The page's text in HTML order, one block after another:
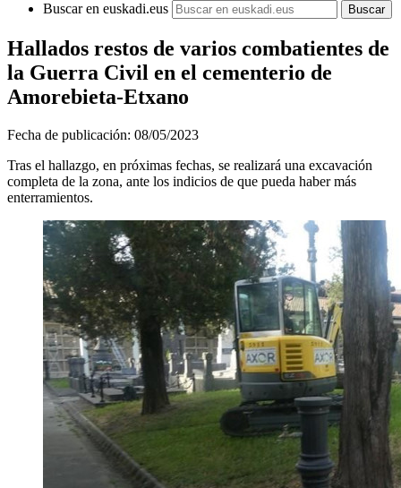
Buscar en euskadi.eus
Hallados restos de varios combatientes de
la Guerra Civil en el cementerio de
Amorebieta-Etxano
Fecha de publicación: 08/05/2023
Tras el hallazgo, en próximas fechas, se realizará una excavación
completa de la zona, ante los indicios de que pueda haber más
enterramientos.